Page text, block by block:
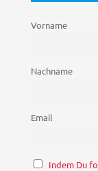
Vorname
Nachname
Email
Indem Du